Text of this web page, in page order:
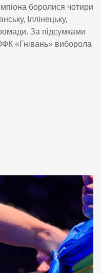
боролися чотири
Іллінецьку,
За підсумками
«Гнівань» виборола